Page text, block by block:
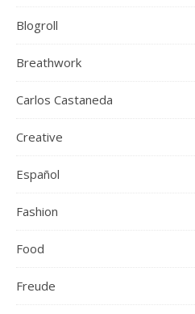
Blogroll
Breathwork
Carlos Castaneda
Creative
Español
Fashion
Food
Freude